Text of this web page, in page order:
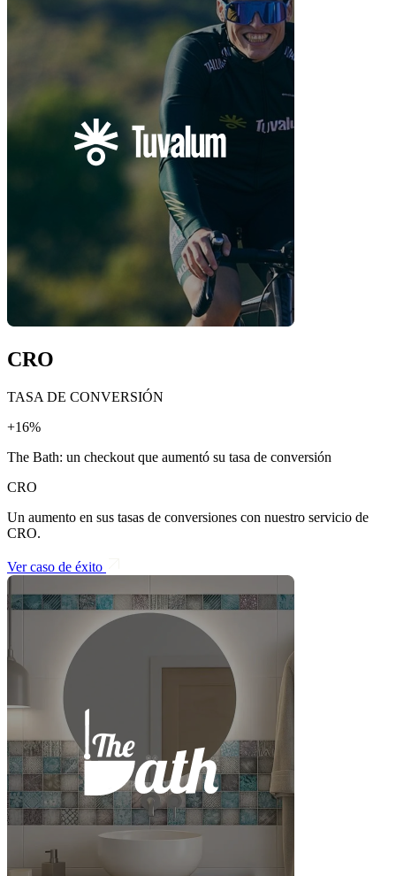
CRO
TASA DE CONVERSIÓN
+16%
The Bath: un checkout que aumentó su tasa de conversión
CRO
Un aumento en sus tasas de conversiones con nuestro servicio de
CRO.
Ver caso de éxito